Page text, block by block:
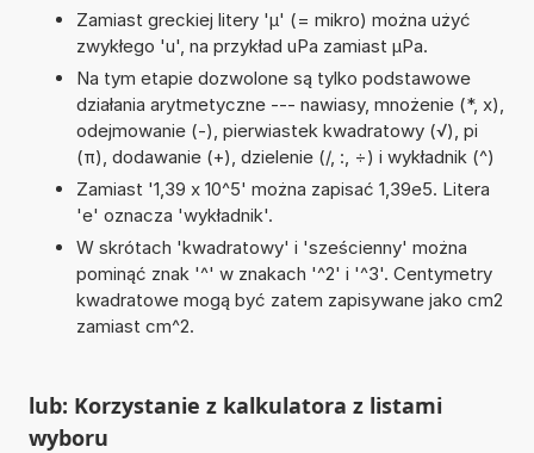
Zamiast greckiej litery 'µ' (= mikro) można użyć
zwykłego 'u', na przykład uPa zamiast µPa.
Na tym etapie dozwolone są tylko podstawowe
działania arytmetyczne --- nawiasy, mnożenie (*, x),
odejmowanie (-), pierwiastek kwadratowy (√), pi
(π), dodawanie (+), dzielenie (/, :, ÷) i wykładnik (^)
Zamiast '1,39 x 10^5' można zapisać 1,39e5. Litera
'e' oznacza 'wykładnik'.
W skrótach 'kwadratowy' i 'sześcienny' można
pominąć znak '^' w znakach '^2' i '^3'. Centymetry
kwadratowe mogą być zatem zapisywane jako cm2
zamiast cm^2.
lub: Korzystanie z kalkulatora z listami
wyboru